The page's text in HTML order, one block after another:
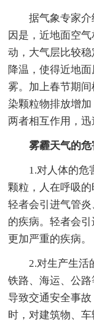
据气象专家
因是，近地面空
动，大气层比较
降温，使得近地
雾。加上春节期
染颗粒物排放增
两者相互作用，迅
雾霾天气的危
1.对人体的危
颗粒，人在呼吸
轻者会引进气管
的疾病。轻者会
更加严重的疾病。
2.对生产生活
铁路、海运、公
导致交通安全事
时，对建筑物、车